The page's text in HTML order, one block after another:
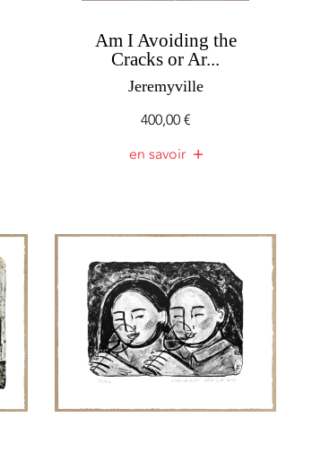
Am I Avoiding the
Cracks or Ar...
Jeremyville
400,00€
en savoir